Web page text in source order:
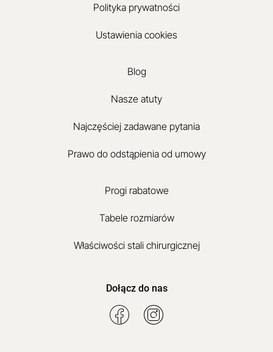
Polityka prywatności
Ustawienia cookies
Blog
Nasze atuty
Najczęściej zadawane pytania
Prawo do odstąpienia od umowy
Progi rabatowe
Tabele rozmiarów
Właściwości stali chirurgicznej
Dołącz do nas